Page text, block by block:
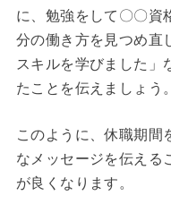
に、勉強をして〇〇資
分の働き方を見つめ直
スキルを学びました」
たことを伝えましょう。
このように、休職期間
なメッセージを伝える
が良くなります。